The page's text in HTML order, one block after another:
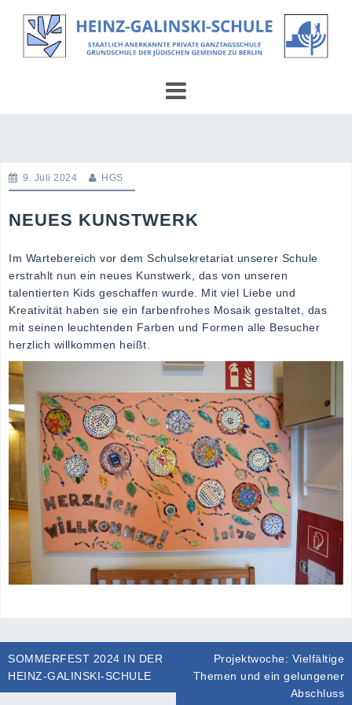
content
9. Juli 2024 HGS
NEUES KUNSTWERK
Im Wartebereich vor dem Schulsekretariat unserer Schule
erstrahlt nun ein neues Kunstwerk, das von unseren
talentierten Kids geschaffen wurde. Mit viel Liebe und
Kreativität haben sie ein farbenfrohes Mosaik gestaltet, das
mit seinen leuchtenden Farben und Formen alle Besucher
herzlich willkommen heißt.
Beitragsnavigation
SOMMERFEST 2024 IN DER
HEINZ-GALINSKI-SCHULE
Projektwoche: Vielfältige
Themen und ein gelungener
Abschluss